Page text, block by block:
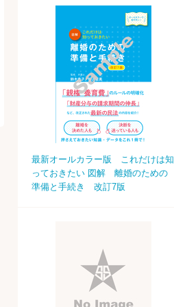
最新オールカラー版 これだけは知
っておきたい 図解 離婚のための
準備と手続き 改訂7版